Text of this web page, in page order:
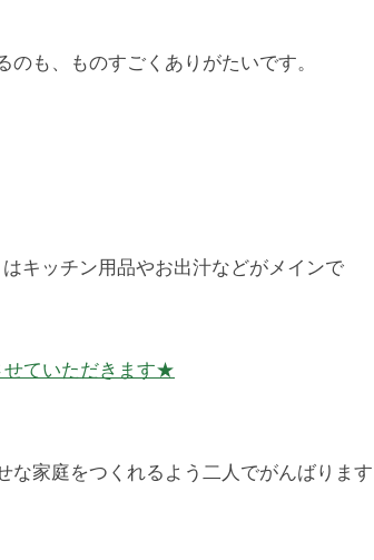
も、ものすごくありがたいです。
キッチン用品やお出汁などがメインで
せていただきます★
な家庭をつくれるよう二人でがんばります